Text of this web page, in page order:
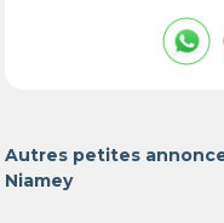
Autres petites
Niamey